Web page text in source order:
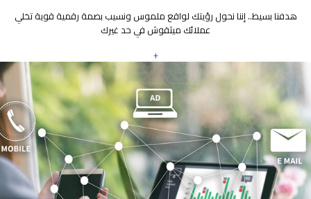
هدفنا بسيط.. إننا نحول رؤيتك لواقع ملموس ونسيب بصمة رقمية قوية تخلي
عملائك ميثقوش في حد غيرك
+